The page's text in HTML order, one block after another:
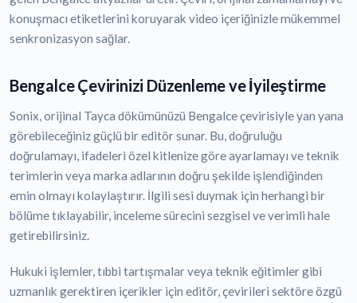
konuşmacı etiketlerini koruyarak video içeriğinizle mükemmel
senkronizasyon sağlar.
Bengalce Çevirinizi Düzenleme ve İyileştirme
Sonix, orijinal Tayca dökümünüzü Bengalce çevirisiyle yan yana
görebileceğiniz güçlü bir editör sunar. Bu, doğruluğu
doğrulamayı, ifadeleri özel kitlenize göre ayarlamayı ve teknik
terimlerin veya marka adlarının doğru şekilde işlendiğinden
emin olmayı kolaylaştırır. İlgili sesi duymak için herhangi bir
bölüme tıklayabilir, inceleme sürecini sezgisel ve verimli hale
getirebilirsiniz.
Hukuki işlemler, tıbbi tartışmalar veya teknik eğitimler gibi
uzmanlık gerektiren içerikler için editör, çevirileri sektöre özgü